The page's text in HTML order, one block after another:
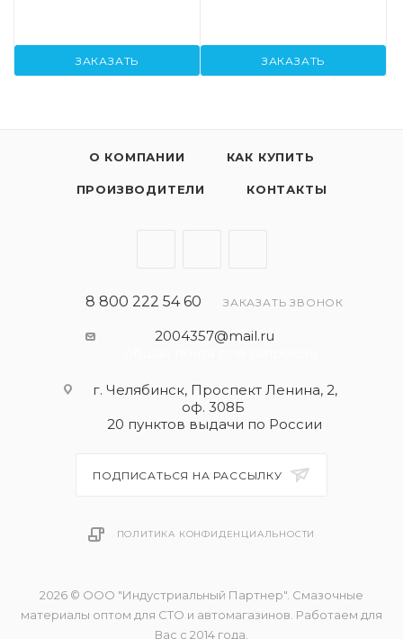
ЗАКАЗАТЬ ЗАКАЗАТЬ
О КОМПАНИИ КАК КУПИТЬ
ПРОИЗВОДИТЕЛИ КОНТАКТЫ
8 800 222 54 60 ЗАКАЗАТЬ ЗВОНОК
2004357@mail.ru
г. Челябинск, Проспект Ленина, 2,
оф. 308Б
20 пунктов выдачи по России
ПОДПИСАТЬСЯ НА РАССЫЛКУ
ПОЛИТИКА КОНФИДЕНЦИАЛЬНОСТИ
2026 © ООО "Индустриальный Партнер". Смазочные
материалы оптом для СТО и автомагазинов. Работаем для
Вас с 2014 года.